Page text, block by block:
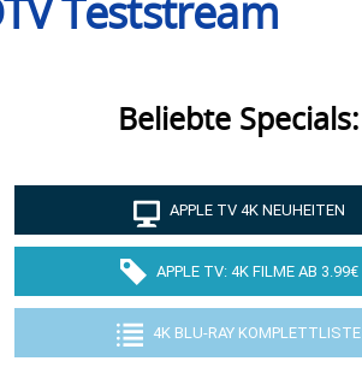
Teststream
Beliebte Specials:
APPLE TV 4K NEUHEITEN
APPLE TV: 4K FILME AB 3.99€
4K BLU-RAY KOMPLETTLISTE